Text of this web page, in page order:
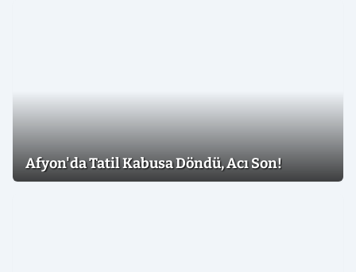
Afyon'da Tatil Kabusa Döndü, Acı Son!